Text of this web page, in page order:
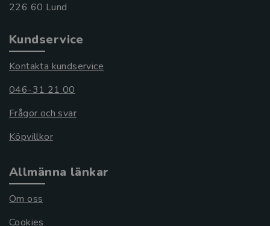
Kundservice
Kontakta kundservice
046-31 21 00
Frågor och svar
Köpvillkor
Allmänna länkar
Om oss
Cookies